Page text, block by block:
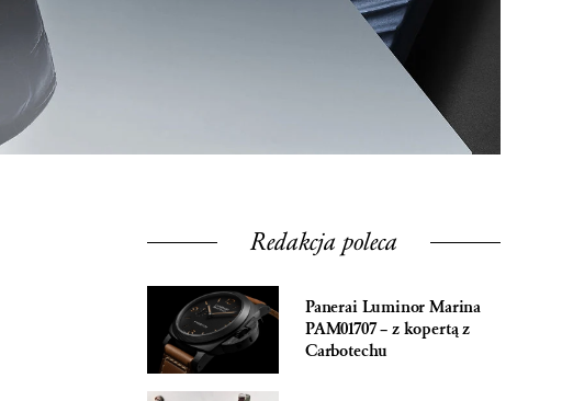
Redakcja poleca
Panerai Luminor Marina
PAM01707 – z kopertą z
Carbotechu